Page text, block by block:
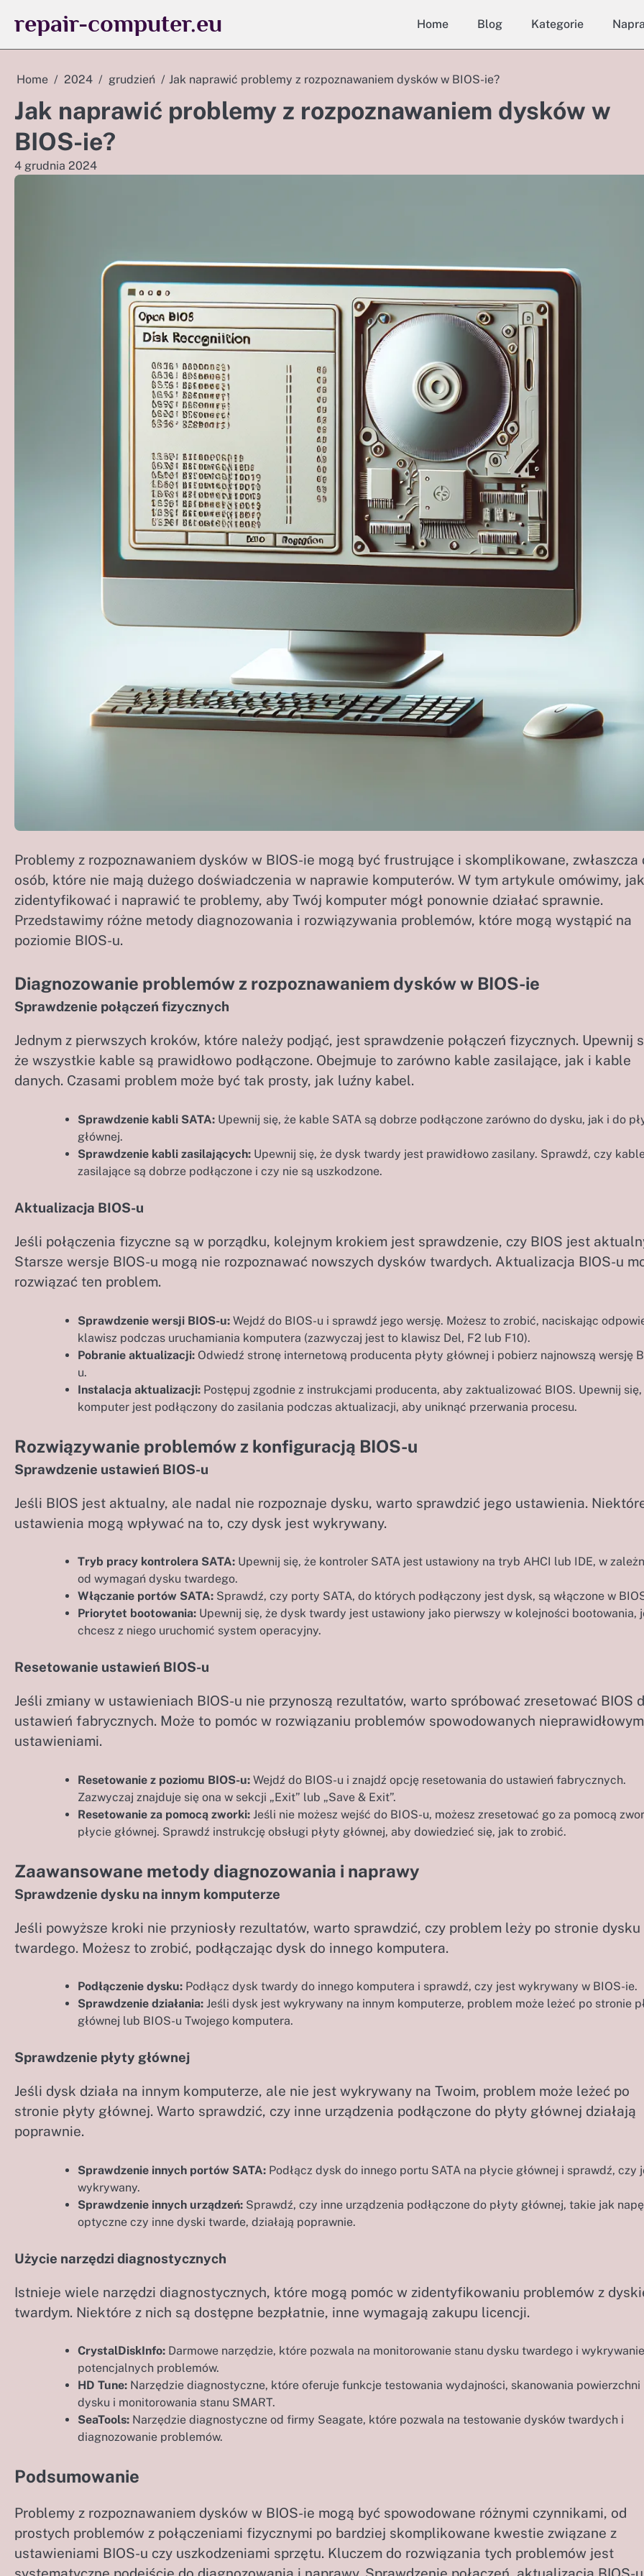
repair-computer.eu Home Blog Kategorie
Home 2024 grudzień Jak naprawić problemy z rozpoznawaniem dysków w BIOS-ie?
Jak naprawić problemy z rozpoznawaniem dysków w
BIOS-ie?
4 grudnia 2024
Problemy z rozpoznawaniem dysków w BIOS-ie mogą być frustrujące i skomplikowane, zwłaszcza
osób, które nie mają dużego doświadczenia w naprawie komputerów. W tym artykule omówimy, jak
zidentyfikować i naprawić te problemy, aby Twój komputer mógł ponownie działać sprawnie.
Przedstawimy różne metody diagnozowania i rozwiązywania problemów, które mogą wystąpić na
poziomie BIOS-u.
Diagnozowanie problemów z rozpoznawaniem dysków w BIOS-ie
Sprawdzenie połączeń fizycznych
Jednym z pierwszych kroków, które należy podjąć, jest sprawdzenie połączeń fizycznych. Upewnij
że wszystkie kable są prawidłowo podłączone. Obejmuje to zarówno kable zasilające, jak i kable
danych. Czasami problem może być tak prosty, jak luźny kabel.
Sprawdzenie kabli SATA: Upewnij się, że kable SATA są dobrze podłączone zarówno do dysku, jak i do
głównej.
Sprawdzenie kabli zasilających: Upewnij się, że dysk twardy jest prawidłowo zasilany. Sprawdź, czy
zasilające są dobrze podłączone i czy nie są uszkodzone.
Aktualizacja BIOS-u
Jeśli połączenia fizyczne są w porządku, kolejnym krokiem jest sprawdzenie, czy BIOS jest
Starsze wersje BIOS-u mogą nie rozpoznawać nowszych dysków twardych. Aktualizacja BIOS-u
rozwiązać ten problem.
Sprawdzenie wersji BIOS-u: Wejdź do BIOS-u i sprawdź jego wersję. Możesz to zrobić, naciskając
klawisz podczas uruchamiania komputera (zazwyczaj jest to klawisz Del, F2 lub F10).
Pobranie aktualizacji: Odwiedź stronę internetową producenta płyty głównej i pobierz najnowszą wersję
u.
Instalacja aktualizacji: Postępuj zgodnie z instrukcjami producenta, aby zaktualizować BIOS. Upewnij się,
komputer jest podłączony do zasilania podczas aktualizacji, aby uniknąć przerwania procesu.
Rozwiązywanie problemów z konfiguracją BIOS-u
Sprawdzenie ustawień BIOS-u
Jeśli BIOS jest aktualny, ale nadal nie rozpoznaje dysku, warto sprawdzić jego ustawienia.
ustawienia mogą wpływać na to, czy dysk jest wykrywany.
Tryb pracy kontrolera SATA: Upewnij się, że kontroler SATA jest ustawiony na tryb AHCI lub IDE, w
od wymagań dysku twardego.
Włączanie portów SATA: Sprawdź, czy porty SATA, do których podłączony jest dysk, są włączone w
Priorytet bootowania: Upewnij się, że dysk twardy jest ustawiony jako pierwszy w kolejności bootowania,
chcesz z niego uruchomić system operacyjny.
Resetowanie ustawień BIOS-u
Jeśli zmiany w ustawieniach BIOS-u nie przynoszą rezultatów, warto spróbować zresetować BIOS
ustawień fabrycznych. Może to pomóc w rozwiązaniu problemów spowodowanych
ustawieniami.
Resetowanie z poziomu BIOS-u: Wejdź do BIOS-u i znajdź opcję resetowania do ustawień fabrycznych.
Zazwyczaj znajduje się ona w sekcji „Exit” lub „Save & Exit”.
Resetowanie za pomocą zworki: Jeśli nie możesz wejść do BIOS-u, możesz zresetować go za pomocą
płycie głównej. Sprawdź instrukcję obsługi płyty głównej, aby dowiedzieć się, jak to zrobić.
Zaawansowane metody diagnozowania i naprawy
Sprawdzenie dysku na innym komputerze
Jeśli powyższe kroki nie przyniosły rezultatów, warto sprawdzić, czy problem leży po stronie dysku
twardego. Możesz to zrobić, podłączając dysk do innego komputera.
Podłączenie dysku: Podłącz dysk twardy do innego komputera i sprawdź, czy jest wykrywany w BIOS-ie.
Sprawdzenie działania: Jeśli dysk jest wykrywany na innym komputerze, problem może leżeć po stronie
głównej lub BIOS-u Twojego komputera.
Sprawdzenie płyty głównej
Jeśli dysk działa na innym komputerze, ale nie jest wykrywany na Twoim, problem może leżeć po
stronie płyty głównej. Warto sprawdzić, czy inne urządzenia podłączone do płyty głównej działają
poprawnie.
Sprawdzenie innych portów SATA: Podłącz dysk do innego portu SATA na płycie głównej i sprawdź, czy
wykrywany.
Sprawdzenie innych urządzeń: Sprawdź, czy inne urządzenia podłączone do płyty głównej, takie jak
optyczne czy inne dyski twarde, działają poprawnie.
Użycie narzędzi diagnostycznych
Istnieje wiele narzędzi diagnostycznych, które mogą pomóc w zidentyfikowaniu problemów z
twardym. Niektóre z nich są dostępne bezpłatnie, inne wymagają zakupu licencji.
CrystalDiskInfo: Darmowe narzędzie, które pozwala na monitorowanie stanu dysku twardego i wykrywanie
potencjalnych problemów.
HD Tune: Narzędzie diagnostyczne, które oferuje funkcje testowania wydajności, skanowania powierzchni
dysku i monitorowania stanu SMART.
SeaTools: Narzędzie diagnostyczne od firmy Seagate, które pozwala na testowanie dysków twardych i
diagnozowanie problemów.
Podsumowanie
Problemy z rozpoznawaniem dysków w BIOS-ie mogą być spowodowane różnymi czynnikami, od
prostych problemów z połączeniami fizycznymi po bardziej skomplikowane kwestie związane z
ustawieniami BIOS-u czy uszkodzeniami sprzętu. Kluczem do rozwiązania tych problemów jest